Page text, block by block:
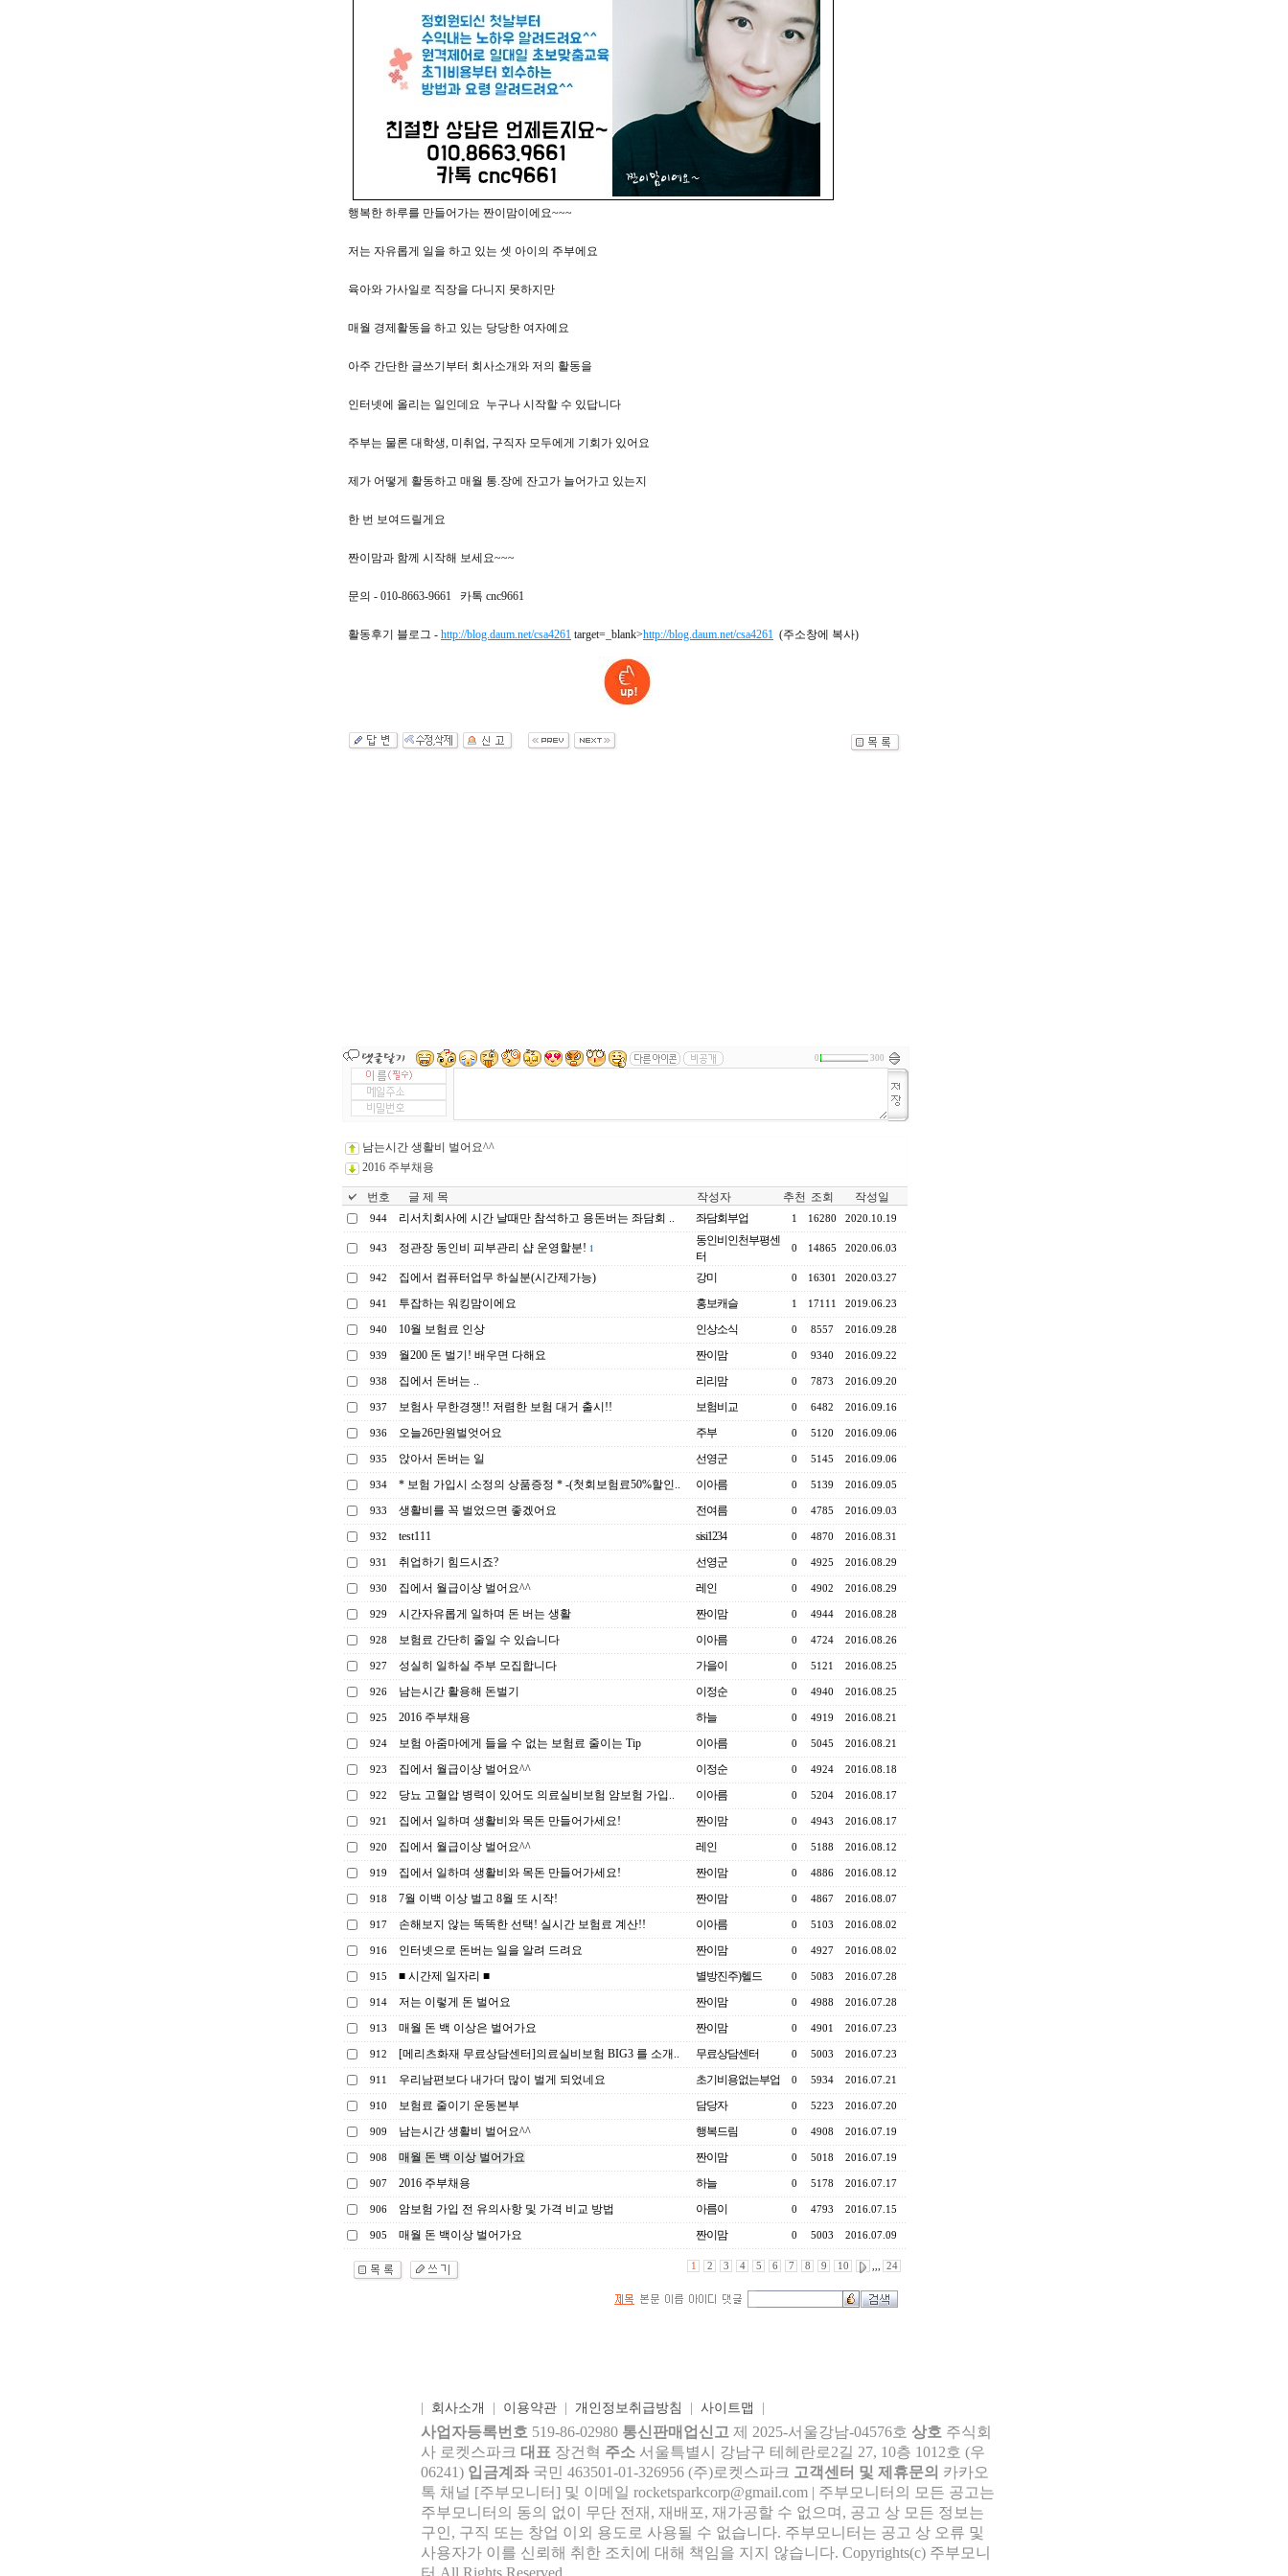
행복한 하루를 만들어가는 짠이맘이에요~~~
저는 자유롭게 일을 하고 있는 셋 아이의 주부에요
육아와 가사일로 직장을 다니지 못하지만
매월 경제활동을 하고 있는 당당한 여자예요
아주 간단한 글쓰기부터 회사소개와 저의 활동을
인터넷에 올리는 일인데요 누구나 시작할 수 있답니다
주부는 물론 대학생, 미취업, 구직자 모두에게 기회가 있어요
제가 어떻게 활동하고 매월 통.장에 잔고가 늘어가고 있는지
한 번 보여드릴게요
짠이맘과 함께 시작해 보세요~~~
문의 - 010-8663-9661 카톡 cnc9661
활동후기 블로그 - http://blog.daum.net/csa4261 target=_blank>http://blog.daum.net/csa4261 (주소창에 복사)
0 300
남는시간 생활비 벌어요^^
2016 주부채용
번호 글 제 목 작성자 추천 조회 작성일
944 리서치회사에 시간 날때만 참석하고 용돈버는 좌담회 .. 좌담회부업 1 16280 2020.10.19
943 정관장 동인비 피부관리 샵 운영할분! 1
동인비인천부평센
터
0 14865 2020.06.03
942 집에서 컴퓨터업무 하실분(시간제가능) 강미 0 16301 2020.03.27
941 투잡하는 워킹맘이에요 홍보캐슬 1 17111 2019.06.23
940 10월 보험료 인상 인상소식 0 8557 2016.09.28
939 월200 돈 벌기! 배우면 다해요 짠이맘 0 9340 2016.09.22
938 집에서 돈버는 .. 리리맘 0 7873 2016.09.20
937 보험사 무한경쟁!! 저렴한 보험 대거 출시!! 보험비교 0 6482 2016.09.16
936 오늘26만원벌엇어요 주부 0 5120 2016.09.06
935 앉아서 돈버는 일 선영군 0 5145 2016.09.06
934 * 보험 가입시 소정의 상품증정 * -(첫회보험료50%할인.. 이아름 0 5139 2016.09.05
933 생활비를 꼭 벌었으면 좋겠어요 전여름 0 4785 2016.09.03
932 test111 sisi1234 0 4870 2016.08.31
931 취업하기 힘드시죠? 선영군 0 4925 2016.08.29
930 집에서 월급이상 벌어요^^ 레인 0 4902 2016.08.29
929 시간자유롭게 일하며 돈 버는 생활 짠이맘 0 4944 2016.08.28
928 보험료 간단히 줄일 수 있습니다 이아름 0 4724 2016.08.26
927 성실히 일하실 주부 모집합니다 가을이 0 5121 2016.08.25
926 남는시간 활용해 돈벌기 이정순 0 4940 2016.08.25
925 2016 주부채용 하늘 0 4919 2016.08.21
924 보험 아줌마에게 들을 수 없는 보험료 줄이는 Tip 이아름 0 5045 2016.08.21
923 집에서 월급이상 벌어요^^ 이정순 0 4924 2016.08.18
922 당뇨 고혈압 병력이 있어도 의료실비보험 암보험 가입.. 이아름 0 5204 2016.08.17
921 집에서 일하며 생활비와 목돈 만들어가세요! 짠이맘 0 4943 2016.08.17
920 집에서 월급이상 벌어요^^ 레인 0 5188 2016.08.12
919 집에서 일하며 생활비와 목돈 만들어가세요! 짠이맘 0 4886 2016.08.12
918 7월 이백 이상 벌고 8월 또 시작! 짠이맘 0 4867 2016.08.07
917 손해보지 않는 똑똑한 선택! 실시간 보험료 계산!! 이아름 0 5103 2016.08.02
916 인터넷으로 돈버는 일을 알려 드려요 짠이맘 0 4927 2016.08.02
915 ■ 시간제 일자리 ■ 별방진주)헬드 0 5083 2016.07.28
914 저는 이렇게 돈 벌어요 짠이맘 0 4988 2016.07.28
913 매월 돈 백 이상은 벌어가요 짠이맘 0 4901 2016.07.23
912 [메리츠화재 무료상담센터]의료실비보험 BIG3 를 소개.. 무료상담센터 0 5003 2016.07.23
911 우리남편보다 내가더 많이 벌게 되었네요 초기비용없는부업 0 5934 2016.07.21
910 보험료 줄이기 운동본부 담당자 0 5223 2016.07.20
909 남는시간 생활비 벌어요^^ 행복드림 0 4908 2016.07.19
908 매월 돈 백 이상 벌어가요 짠이맘 0 5018 2016.07.19
907 2016 주부채용 하늘 0 5178 2016.07.17
906 암보험 가입 전 유의사항 및 가격 비교 방법 아름이 0 4793 2016.07.15
905 매월 돈 백이상 벌어가요 짠이맘 0 5003 2016.07.09
1 2 3 4 5 6 7 8 9 10 ,,, 24
회사소개 이용약관| 개인정보취급방침 사이트맵
사업자등록번호 519-86-02980 통신판매업신고 제 2025-서울강남-04576호 상호 주식회
사 로켓스파크 대표 장건혁 주소 서울특별시 강남구 테헤란로2길 27, 10층 1012호 (우
06241) 입금계좌 국민 463501-01-326956 (주)로켓스파크 고객센터 및 제휴문의 카카오
톡 채널 [주부모니터] 및 이메일 rocketsparkcorp@gmail.com | 주부모니터의 모든 공고는
주부모니터의 동의 없이 무단 전재, 재배포, 재가공할 수 없으며, 공고 상 모든 정보는
구인, 구직 또는 창업 이외 용도로 사용될 수 없습니다. 주부모니터는 공고 상 오류 및
사용자가 이를 신뢰해 취한 조치에 대해 책임을 지지 않습니다. Copyrights(c) 주부모니
터 All Rights Reserved.